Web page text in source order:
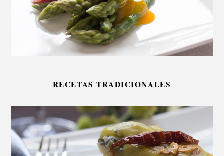
RECETAS TRADICIONALES